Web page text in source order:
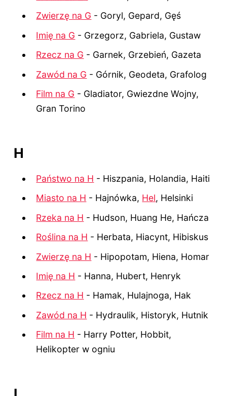
Zwierzę na G - Goryl, Gepard, Gęś
Imię na G - Grzegorz, Gabriela, Gustaw
Rzecz na G - Garnek, Grzebień, Gazeta
Zawód na G - Górnik, Geodeta, Grafolog
Film na G - Gladiator, Gwiezdne Wojny,
Gran Torino
H
Państwo na H - Hiszpania, Holandia, Haiti
Miasto na H - Hajnówka, Hel, Helsinki
Rzeka na H - Hudson, Huang He, Hańcza
Roślina na H - Herbata, Hiacynt, Hibiskus
Zwierzę na H - Hipopotam, Hiena, Homar
Imię na H - Hanna, Hubert, Henryk
Rzecz na H - Hamak, Hulajnoga, Hak
Zawód na H - Hydraulik, Historyk, Hutnik
Film na H - Harry Potter, Hobbit,
Helikopter w ogniu